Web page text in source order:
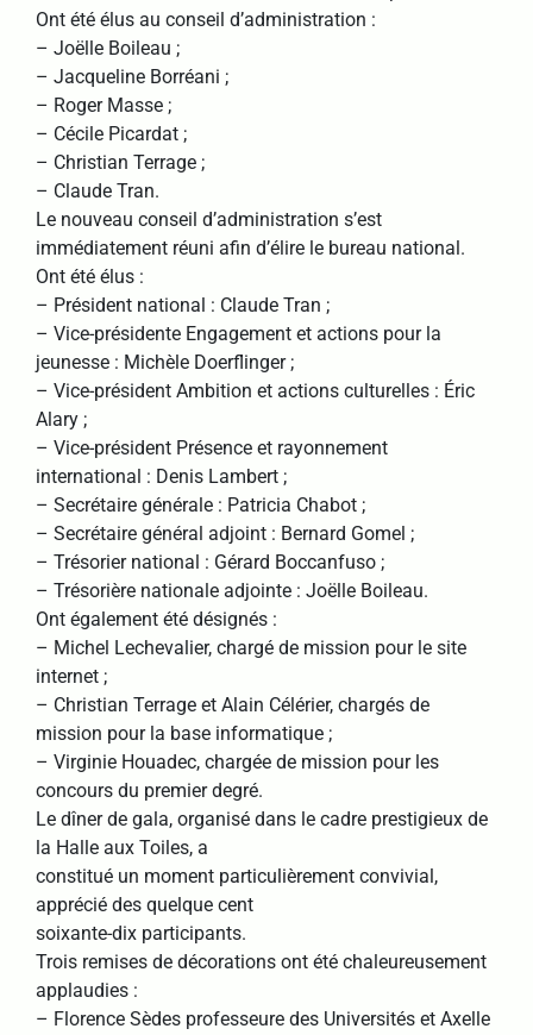
Ont été élus au conseil d’administration :
– Joëlle Boileau ;
– Jacqueline Borréani ;
– Roger Masse ;
– Cécile Picardat ;
– Christian Terrage ;
– Claude Tran.
Le nouveau conseil d’administration s’est
immédiatement réuni afin d’élire le bureau national.
Ont été élus :
– Président national : Claude Tran ;
– Vice-présidente Engagement et actions pour la
jeunesse : Michèle Doerflinger ;
– Vice-président Ambition et actions culturelles : Éric
Alary ;
– Vice-président Présence et rayonnement
international : Denis Lambert ;
– Secrétaire générale : Patricia Chabot ;
– Secrétaire général adjoint : Bernard Gomel ;
– Trésorier national : Gérard Boccanfuso ;
– Trésorière nationale adjointe : Joëlle Boileau.
Ont également été désignés :
– Michel Lechevalier, chargé de mission pour le site
internet ;
– Christian Terrage et Alain Célérier, chargés de
mission pour la base informatique ;
– Virginie Houadec, chargée de mission pour les
concours du premier degré.
Le dîner de gala, organisé dans le cadre prestigieux de
la Halle aux Toiles, a
constitué un moment particulièrement convivial,
apprécié des quelque cent
soixante-dix participants.
Trois remises de décorations ont été chaleureusement
applaudies :
– Florence Sèdes professeure des Universités et Axelle